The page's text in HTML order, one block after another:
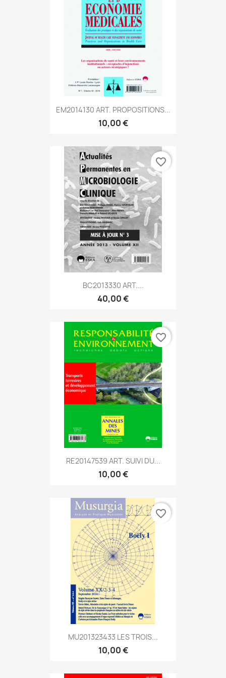
EM2014130 ART. PROPOSITIONS...
10,00 €
BC2013330 ART....
40,00 €
favorite_border
RE20147539 ART. SUIVI DU...
10,00 €
favorite_border
MU201323433 LES TROIS...
10,00 €
favorite_border